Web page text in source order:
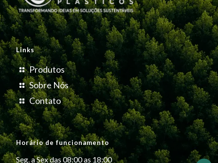
Links
Produtos
Sobre Nós
Contato
Horário de funcionamento
Seg. a Sex das 08:00 as 18:00